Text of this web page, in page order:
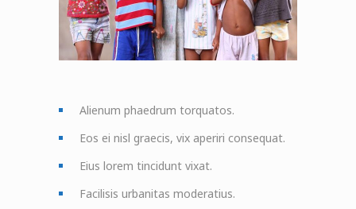
Alienum phaedrum torquatos.
Eos ei nisl graecis, vix aperiri consequat.
Eius lorem tincidunt vixat.
Facilisis urbanitas moderatius.